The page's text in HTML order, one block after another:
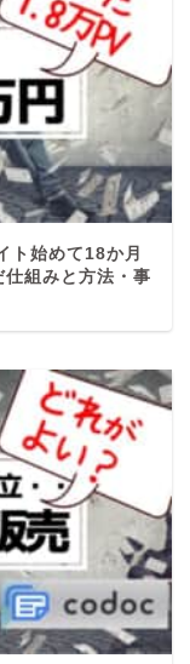
ト始めて18か月
組みと方法・事